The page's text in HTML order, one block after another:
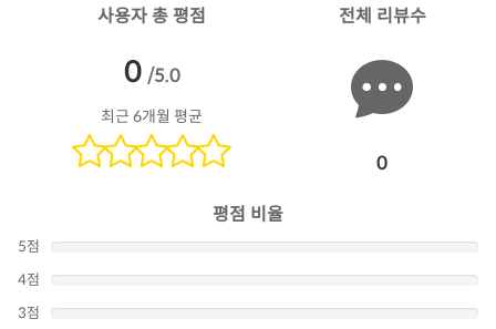
사용자 총 평점
0 /5.0
최근 6개월 평균
전체 리뷰수
0
평점 비율
5점
4점
3점